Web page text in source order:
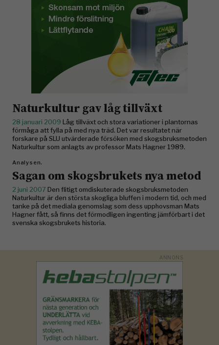
Naturkultur gav låg tillväxt
28 januari 2009 Låg tillväxt och stora variationer i plantornas
förmåga att fylla på med nya träd. Det var resultatet när
forskare på SLU utvärderade försöken med skogsbruksmetoden
Naturkultur som anlagts av professor Mats Hagner 1989.
Analysen.
Sagan om skogsbrukets nya metod
2 juni 2007 Den flitigt omdiskuterade skogsbruksmetoden
Naturkultur är den största skogliga bluffen i modern tid, och med
tanke på det mediala genomslag som dess upphovsman Mats
Hagner fått, så finns det förmodligen ingenting jämförbart i det
svenska skogsbrukets historia.